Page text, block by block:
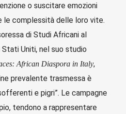
o suscitare emozioni
le complessità delle loro vite.
di Studi Africani al
Uniti, nel suo studio
African Diaspora in Italy,
prevalente trasmessa è
e pigri”. Le campagne
tendono a rappresentare